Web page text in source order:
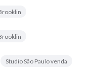
Studio São Paulo venda